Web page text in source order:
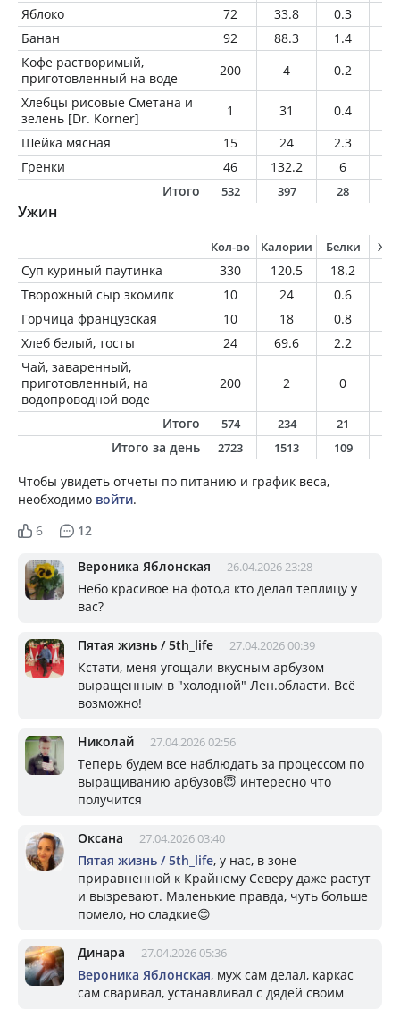
Яблоко
72 33.8 0.3
Банан
92 88.3 1.4
Кофе растворимый,
приготовленный на воде
200 4 0.2
Хлебцы рисовые Сметана и
зелень [Dr. Korner]
1 31 0.4
Шейка мясная
15 24 2.3
Гренки
46 132.2 6
Итого
532 397 28
Ужин
Кол-во Калории Белки
Суп куриный паутинка 330 120.5 18.2
Творожный сыр экомилк
10 24 0.6
Горчица французская
10 18 0.8
Хлеб белый, тосты
24 69.6 2.2
Чай, заваренный,
приготовленный, на
водопроводной воде
200 2 0
Итого 574 234 21
Итого за день 2723 1513 109
Чтобы увидеть отчеты по питанию и график веса,
необходимо войти.
6
12
Вероника Яблонская 26.04.2026 23:28
Небо красивое на фото,а кто делал теплицу у
вас?
Пятая жизнь / 5th_life 27.04.2026 00:39
Кстати, меня угощали вкусным арбузом
выращенным в "холодной" Лен.области. Всё
возможно!
Николай 27.04.2026 02:56
Теперь будем все наблюдать за процессом по
выращиванию арбузов😇 интересно что
получится
Оксана 27.04.2026 03:40
Пятая жизнь / 5th_life, у нас, в зоне
приравненной к Крайнему Северу даже растут
и вызревают. Маленькие правда, чуть больше
помело, но сладкие😊
Динара 27.04.2026 05:36
Вероника Яблонская, муж сам делал, каркас
сам сваривал, устанавливал с дядей своим